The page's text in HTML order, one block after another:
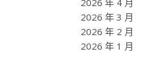
2026 年 4 月
2026 年 3 月
2026 年 2 月
2026 年 1 月